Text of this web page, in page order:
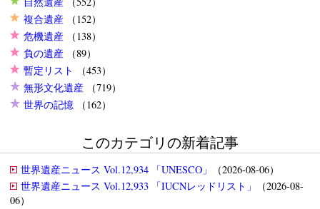
複合遺産（152）
危機遺産（138）
負の遺産（89）
暫定リスト
（453）
無形文化遺産（719）
世界の記憶（162）
このカテゴリの新着記事
世界遺産ニュース Vol.12,934 「UNESCO」
（2026-08-06）
世界遺産ニュース Vol.12,933 「IUCNレッドリスト」
（2026-08-
06）